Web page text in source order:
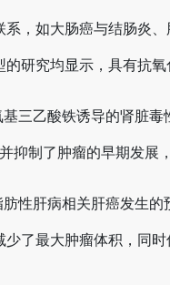
，如大肠癌与结肠炎
研究均显示，具有抗
三乙酸铁诱导的肾脏
抑制了肿瘤的早期发展
性肝病相关肝癌发生
了最大肿瘤体积，同